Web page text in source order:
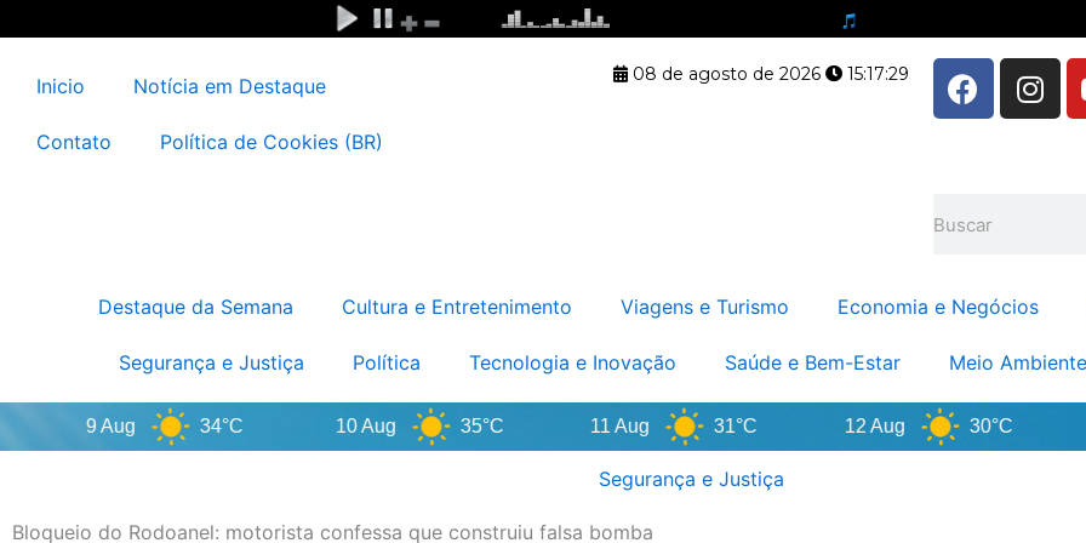
Inicio Notícia em Destaque
Contato Política de Cookies (BR)
08 de agosto de 2026 15:17:30
F
a
o
I
n
m
Destaque da Semana Cultura e Entretenimento Viagens e Turismo Economia e Negócios
Segurança e Justiça Política Tecnologia e Inovação Saúde e Bem-Estar Meio
9 Aug 34°C 10 Aug 35°C 11 Aug 31°C 12 Aug 30°C
Segurança e Justiça
Bloqueio do Rodoanel: motorista confessa que construiu falsa bomba